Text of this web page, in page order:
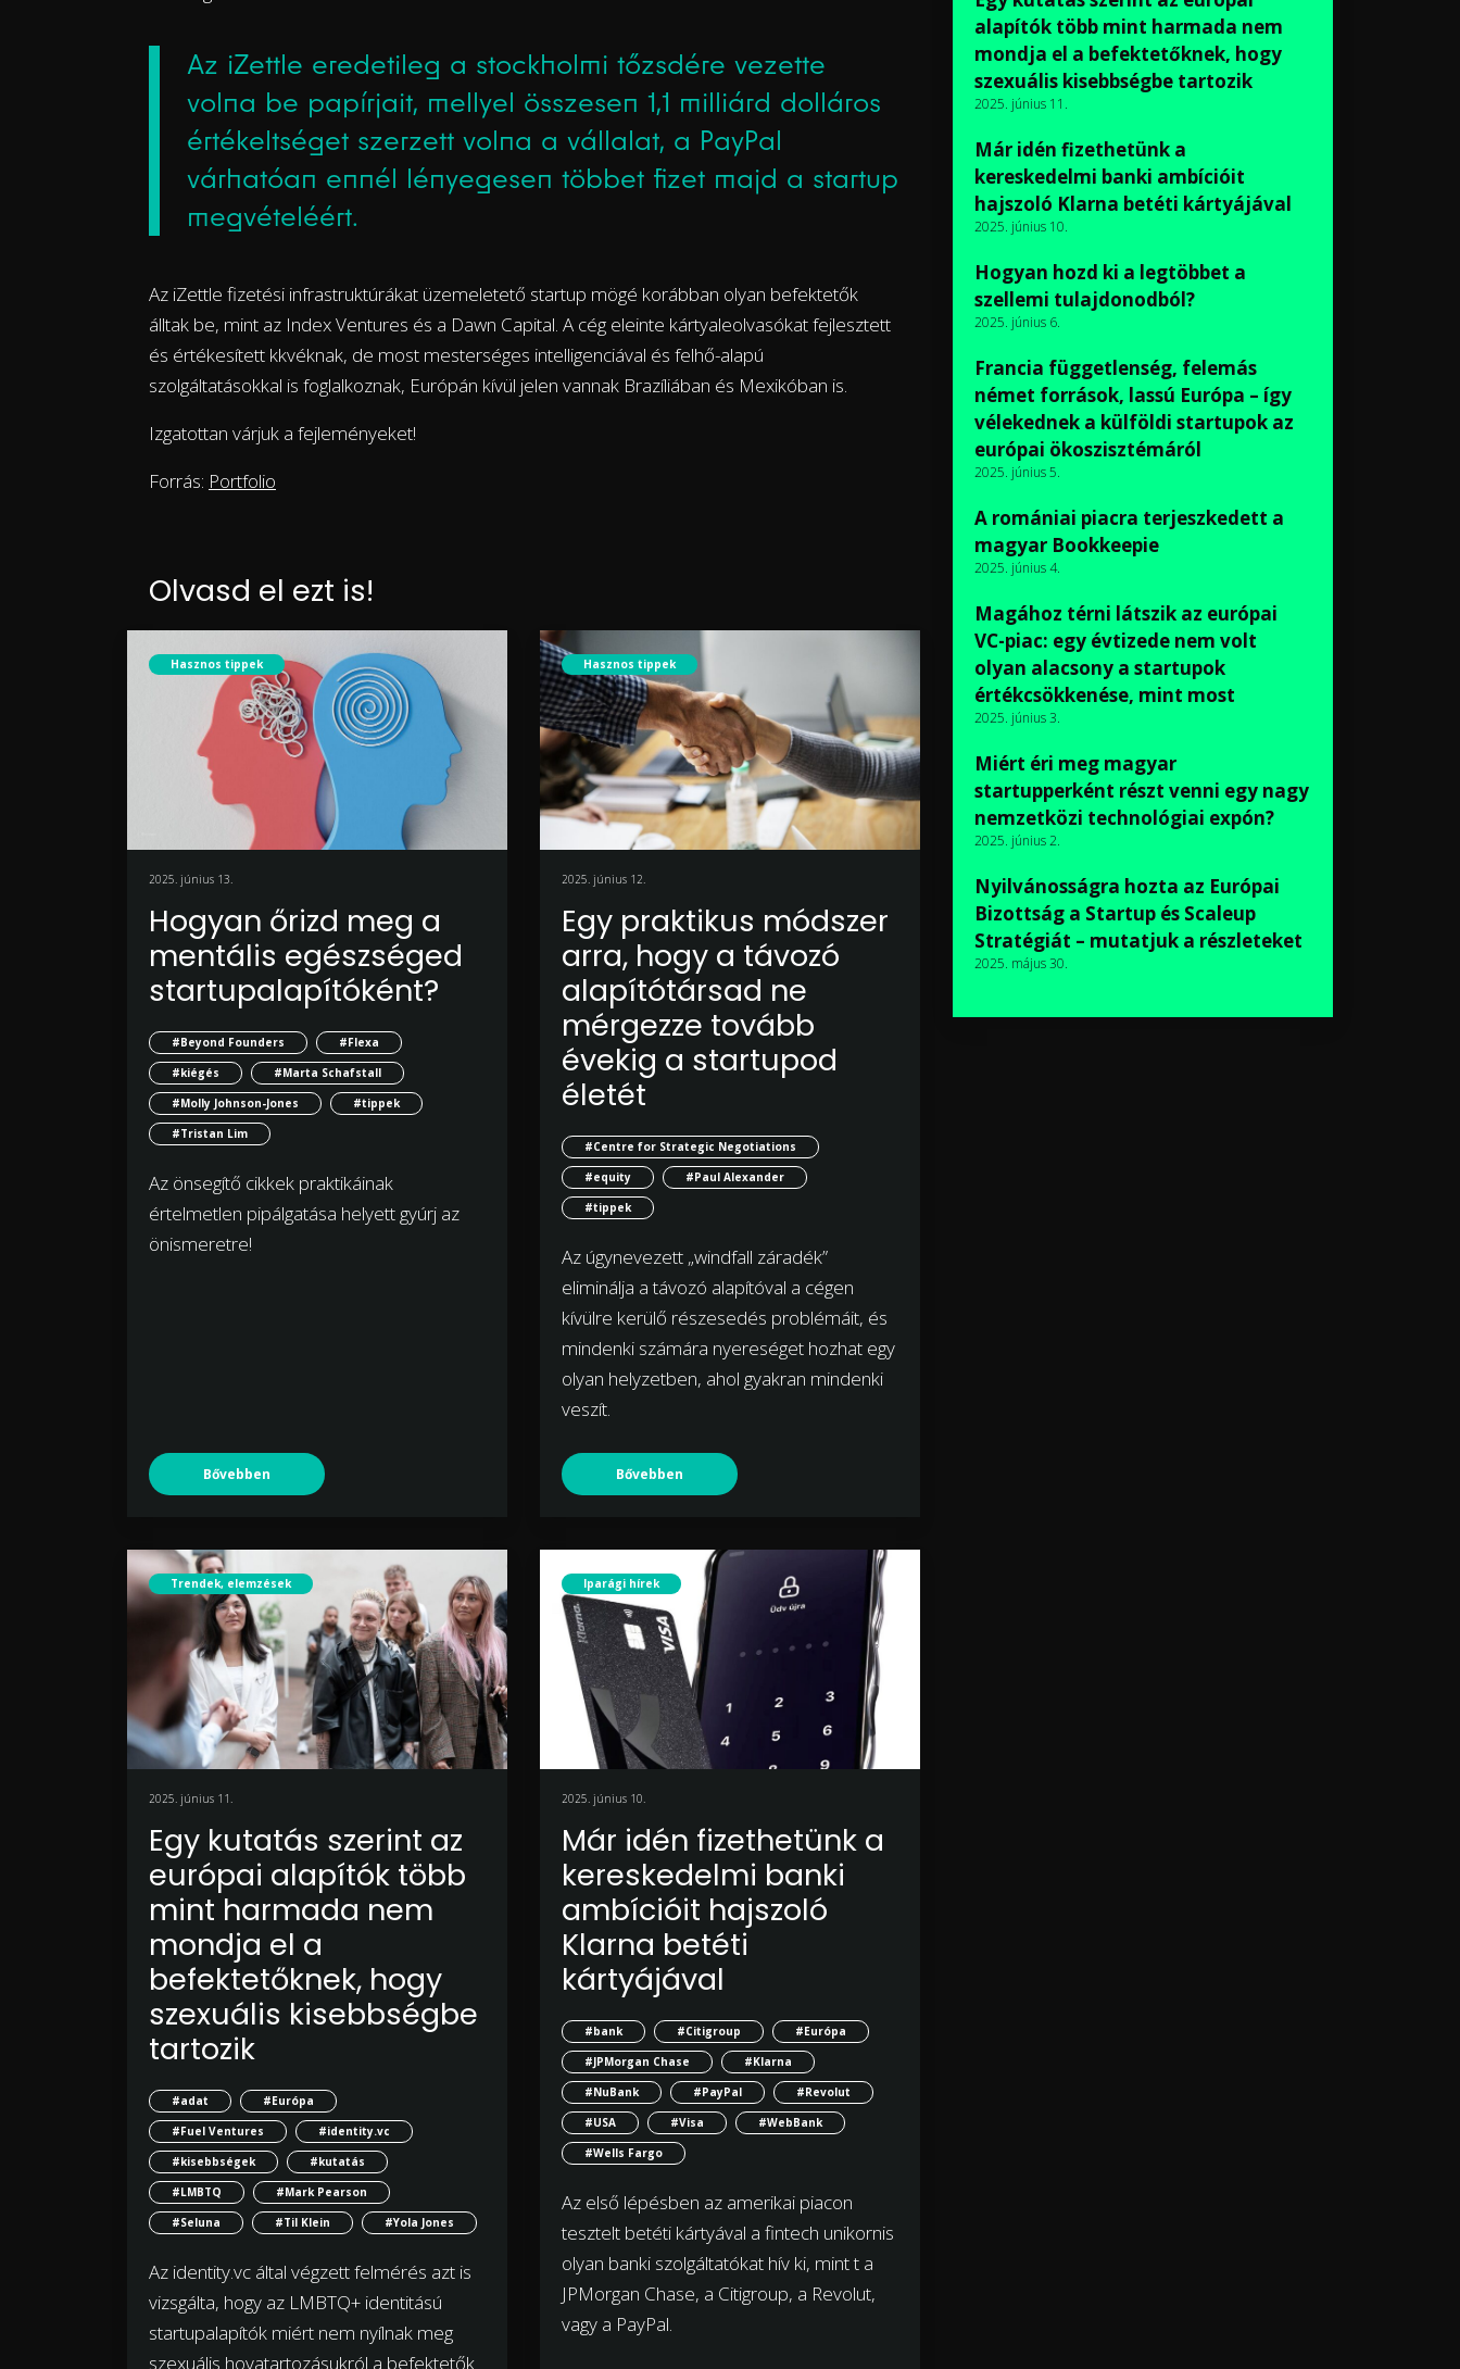
Az iZettle eredetileg a stockholmi tőzsdére vezette
volna be papírjait, mellyel összesen 1,1 milliárd dolláros
értékeltséget szerzett volna a vállalat, a PayPal
várhatóan ennél lényegesen többet fizet majd a startup
megvételéért.
Az iZettle fizetési infrastruktúrákat üzemeletető startup mögé korábban olyan befektetők
álltak be, mint az Index Ventures és a Dawn Capital. A cég eleinte kártyaleolvasókat fejlesztett
és értékesített kkvéknak, de most mesterséges intelligenciával és felhő-alapú
szolgáltatásokkal is foglalkoznak, Európán kívül jelen vannak Brazíliában és Mexikóban is.
Izgatottan várjuk a fejleményeket!
Forrás: Portfolio
Olvasd el ezt is!
Hasznos tippek
2025. június 13.
Hogyan őrizd meg a
mentális egészséged
startupalapítóként?
#Beyond Founders
#Flexa
#kiégés
#Marta Schafstall
#Molly Johnson-Jones
#tippek
#Tristan Lim
Az önsegítő cikkek praktikáinak
értelmetlen pipálgatása helyett gyúrj az
önismeretre!
Bővebben
Hasznos tippek
2025. június 12.
Egy praktikus módszer
arra, hogy a távozó
alapítótársad ne
mérgezze tovább
évekig a startupod
életét
#Centre for Strategic Negotiations
#equity
#Paul Alexander
#tippek
Az úgynevezett „windfall záradék”
eliminálja a távozó alapítóval a cégen
kívülre kerülő részesedés problémáit, és
mindenki számára nyereséget hozhat egy
olyan helyzetben, ahol gyakran mindenki
veszít.
Bővebben
Trendek, elemzések
2025. június 11.
Egy kutatás szerint az
európai alapítók több
mint harmada nem
mondja el a
befektetőknek, hogy
szexuális kisebbségbe
tartozik
#adat
#Európa
#Fuel Ventures
#identity.vc
#kisebbségek
#kutatás
#LMBTQ
#Mark Pearson
#Seluna
#Til Klein #Yola Jones
Az identity.vc által végzett felmérés azt is
vizsgálta, hogy az LMBTQ+ identitású
startupalapítók miért nem nyílnak meg
szexuális hovatartozásukról a befektetők
Iparági hírek
2025. június 10.
Már idén fizethetünk a
kereskedelmi banki
ambícióit hajszoló
Klarna betéti
kártyájával
#bank #Citigroup
#Európa
#JPMorgan Chase
#Klarna
#NuBank
#PayPal
#Revolut
#USA
#Visa
#WebBank
#Wells Fargo
Az első lépésben az amerikai piacon
tesztelt betéti kártyával a fintech unikornis
olyan banki szolgáltatókat hív ki, mint t a
JPMorgan Chase, a Citigroup, a Revolut,
vagy a PayPal.
alapítók több mint harmada nem
mondja el a befektetőknek, hogy
szexuális kisebbségbe tartozik
2025. június 11.
Már idén fizethetünk a
kereskedelmi banki ambícióit
hajszoló Klarna betéti kártyájával
2025. június 10.
Hogyan hozd ki a legtöbbet a
szellemi tulajdonodból?
2025. június 6.
Francia függetlenség, felemás
német források, lassú Európa – így
vélekednek a külföldi startupok az
európai ökoszisztémáról
2025. június 5.
A romániai piacra terjeszkedett a
magyar Bookkeepie
2025. június 4.
Magához térni látszik az európai
VC-piac: egy évtizede nem volt
olyan alacsony a startupok
értékcsökkenése, mint most
2025. június 3.
Miért éri meg magyar
startupperként részt venni egy nagy
nemzetközi technológiai expón?
2025. június 2.
Nyilvánosságra hozta az Európai
Bizottság a Startup és Scaleup
Stratégiát – mutatjuk a részleteket
2025. május 30.